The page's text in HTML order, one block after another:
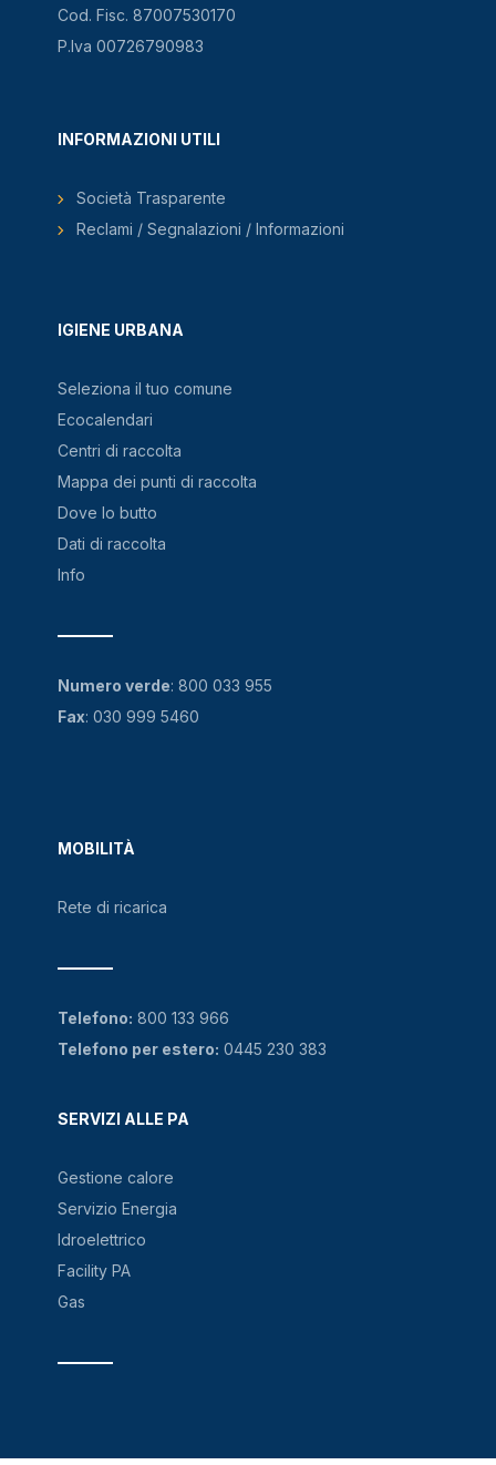
Cod. Fisc. 87007530170
P.Iva 00726790983
IGIENE URBANA
Seleziona il tuo comune
Ecocalendari
Centri di raccolta
Mappa dei punti di raccolta
Dove lo butto
Dati di raccolta
Info
MOBILITÀ
Rete di ricarica
SERVIZI ALLE PA
Gestione calore
Servizio Energia
Idroelettrico
Facility PA
Gas
INFORMAZIONI UTILI
Società Trasparente
Reclami / Segnalazioni / Informazioni
Numero verde: 800 033 955
Fax: 030 999 5460
Telefono: 800 133 966
Telefono per estero: 0445 230 383